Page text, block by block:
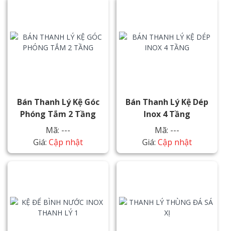
Bán Thanh Lý Kệ Góc
Phóng Tắm 2 Tầng
Mã: ---
Giá: Cập nhật
Bán Thanh Lý Kệ Dép
Inox 4 Tầng
Mã: ---
Giá: Cập nhật